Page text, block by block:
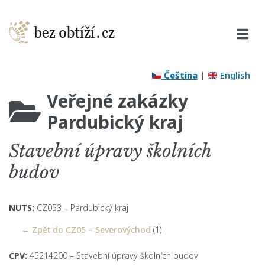
Čeština| English
Veřejné zakázky
Pardubický kraj
Stavební úpravy školních
budov
NUTS: CZ053 – Pardubický kraj
← Zpět do CZ05 – Severovýchod (1)
CPV: 45214200 – Stavební úpravy školních budov